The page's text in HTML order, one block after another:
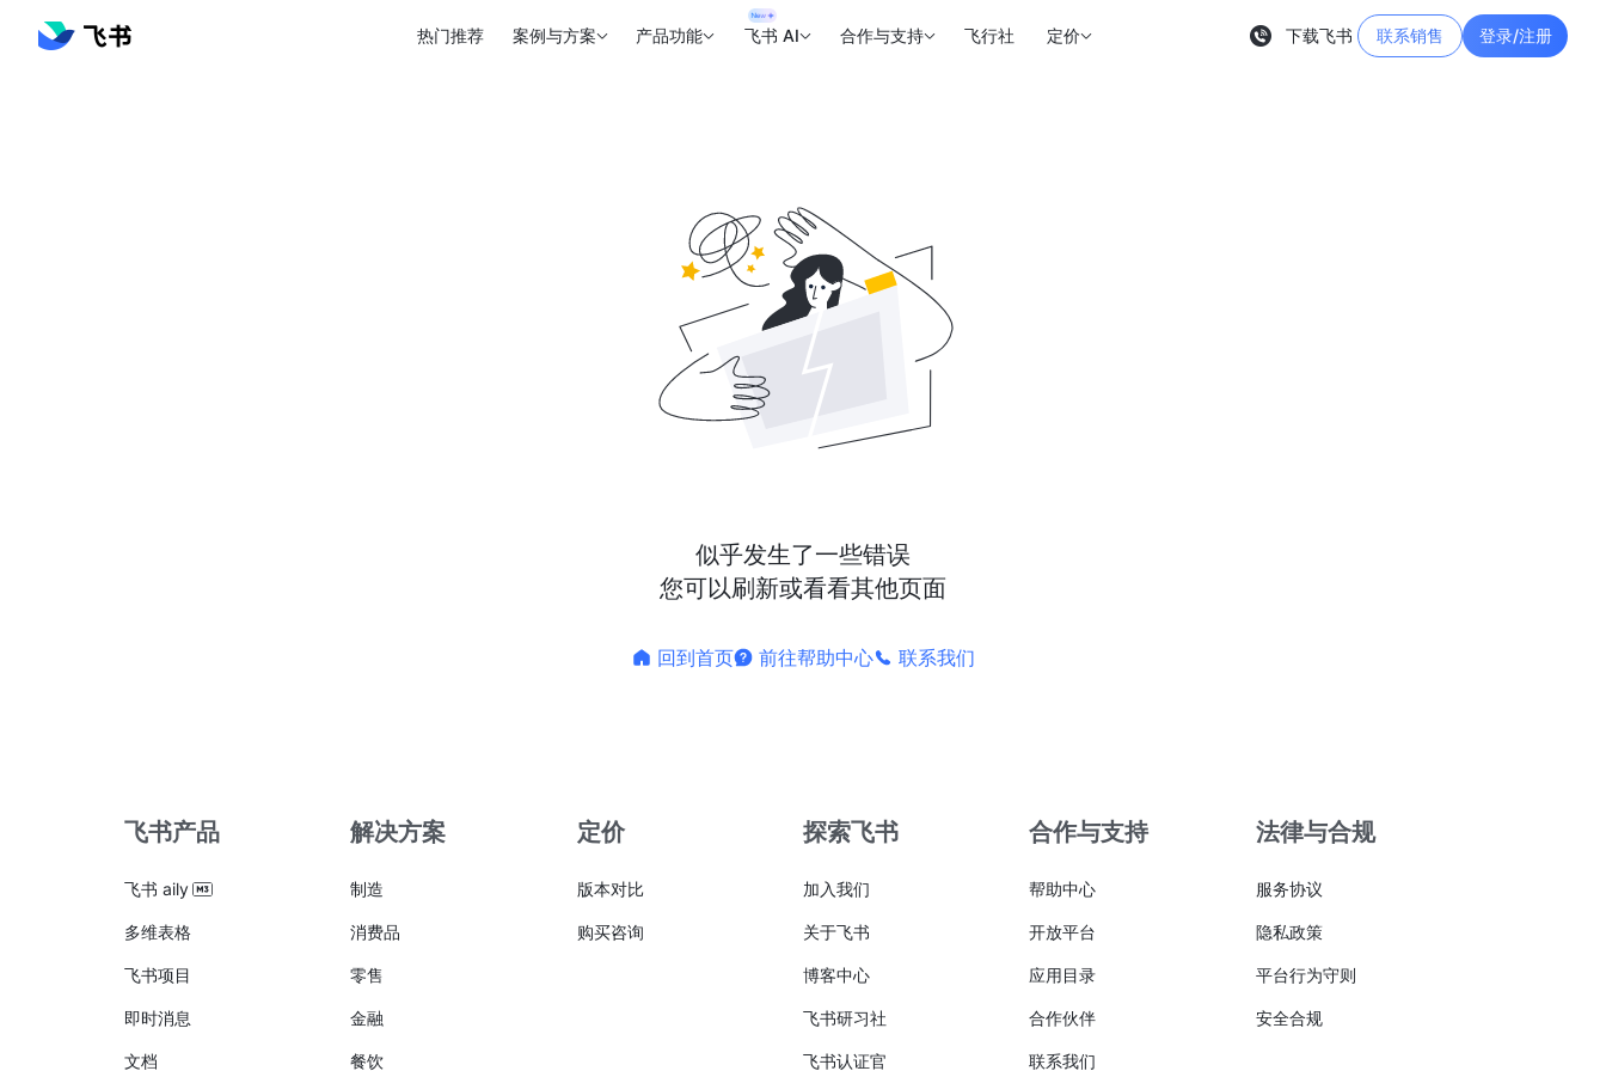
热门推荐 案例与方案 产品功能 飞书 AI 合作与支持 飞行社 定价 下载飞书 联系销售 登录/注册
似乎发生了一些错误
您可以刷新或看看其他页面
回到首页 前往帮助中心 联系我们
飞书产品
飞书 aily
多维表格
飞书项目
即时消息
文档
解决方案
制造
消费品
零售
金融
餐饮
定价
版本对比
购买咨询
探索飞书
加入我们
关于飞书
博客中心
飞书研习社
飞书认证官
合作与支持
帮助中心
开放平台
应用目录
合作伙伴
联系我们
法律与合规
服务协议
隐私政策
平台行为守则
安全合规